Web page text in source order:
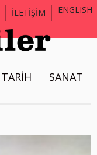
İLETİŞİM ENGLISH
TARİH SANAT